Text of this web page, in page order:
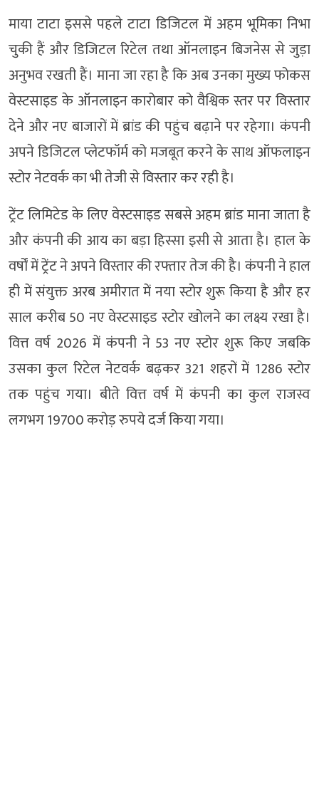
माया टाटा इससे पहले टाटा डिजिटल में अहम भूमिका निभा
चुकी हैं और डिजिटल रिटेल तथा ऑनलाइन बिजनेस से जुड़ा
अनुभव रखती हैं। माना जा रहा है कि अब उनका मुख्य फोकस
वेस्टसाइड के ऑनलाइन कारोबार को वैश्विक स्तर पर विस्तार
देने और नए बाजारों में ब्रांड की पहुंच बढ़ाने पर रहेगा। कंपनी
अपने डिजिटल प्लेटफॉर्म को मजबूत करने के साथ ऑफलाइन
स्टोर नेटवर्क का भी तेजी से विस्तार कर रही है।
ट्रेंट लिमिटेड के लिए वेस्टसाइड सबसे अहम ब्रांड माना जाता है
और कंपनी की आय का बड़ा हिस्सा इसी से आता है। हाल के
वर्षों में ट्रेंट ने अपने विस्तार की रफ्तार तेज की है। कंपनी ने हाल
ही में संयुक्त अरब अमीरात में नया स्टोर शुरू किया है और हर
साल करीब 50 नए वेस्टसाइड स्टोर खोलने का लक्ष्य रखा है।
वित्त वर्ष 2026 में कंपनी ने 53 नए स्टोर शुरू किए जबकि
उसका कुल रिटेल नेटवर्क बढ़कर 321 शहरों में 1286 स्टोर
तक पहुंच गया। बीते वित्त वर्ष में कंपनी का कुल राजस्व
लगभग 19700 करोड़ रुपये दर्ज किया गया।